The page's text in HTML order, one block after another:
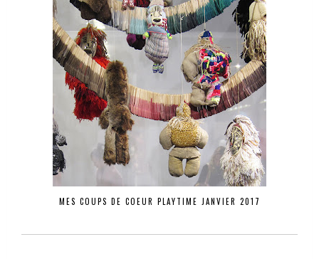
MES COUPS DE COEUR PLAYTIME JANVIER 2017